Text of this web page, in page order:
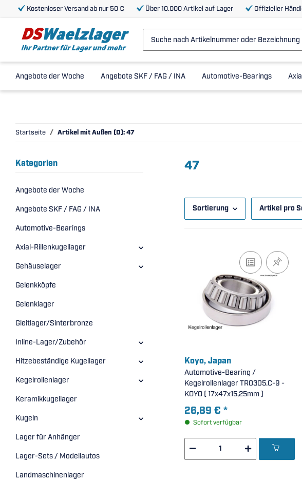
Kostenloser Versand ab nur 50 € Über 10.000 Artikel auf Lager Offizieller
Angebote der Woche Angebote SKF / FAG / INA Automotive-Bearings
Startseite Artikel mit Außen (D): 47
47
Sortierung Artikel pro
Koyo, Japan
Automotive-Bearing /
Kegelrollenlager TR0305.C-9 -
KOYO ( 17x47x15,25mm )
26,89 € *
Sofort verfügbar
Kategorien
Angebote der Woche
Angebote SKF / FAG / INA
Automotive-Bearings
Axial-Rillenkugellager
Gehäuselager
Gelenkköpfe
Gelenklager
Gleitlager/Sinterbronze
Inline-Lager/Zubehör
Hitzebeständige Kugellager
Kegelrollenlager
Keramikkugellager
Kugeln
Lager für Anhänger
Lager-Sets / Modellautos
Landmaschinenlager